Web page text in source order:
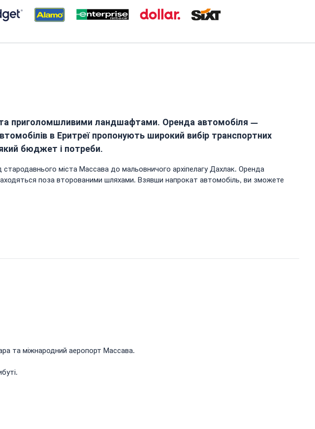
та приголомшливими ландшафтами. Оренда автомобіля —
в Еритреї пропонують широкий вибір транспортних
бюджет і потреби.
стародавнього міста Массава до мальовничого архіпелагу Дахлак. Оренда
поза второваними шляхами. Взявши напрокат автомобіль, ви зможете
та міжнародний аеропорт Массава.